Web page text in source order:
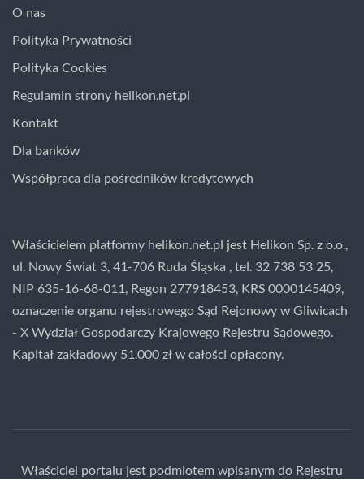
O nas
Polityka Prywatności
Polityka Cookies
Regulamin strony helikon.net.pl
Kontakt
Dla banków
Współpraca dla pośredników kredytowych
Właścicielem platformy helikon.net.pl jest Helikon Sp. z o.o.,
ul. Nowy Świat 3, 41-706 Ruda Śląska , tel. 32 738 53 25,
NIP 635-16-68-011, Regon 277918453, KRS 0000145409,
oznaczenie organu rejestrowego Sąd Rejonowy w Gliwicach
- X Wydział Gospodarczy Krajowego Rejestru Sądowego.
Kapitał zakładowy 51.000 zł w całości opłacony.
Właściciel portalu jest podmiotem wpisanym do Rejestru